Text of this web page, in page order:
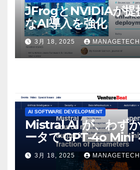
JFrogとNVIDIAが提
なAI導入を強化
3月 18, 2025 MANAGETECH
AI SOFTWARE DEVELOPMENT
Mistral AI が、わず
ータで GPT-4o Mini
しいオープンソース
リース | VentureBeat
3月 18, 2025 MANAGETECH